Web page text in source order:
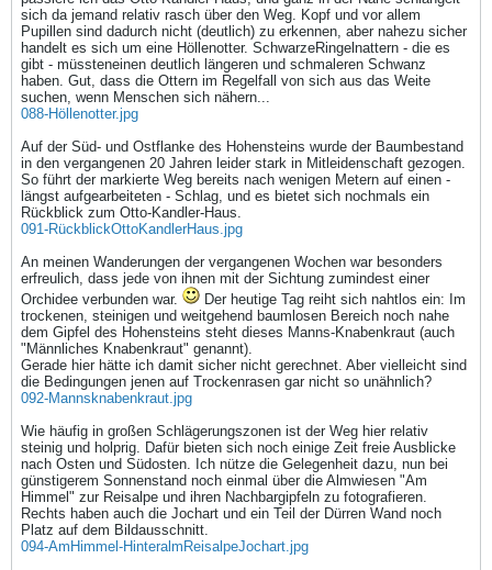
sich da jemand relativ rasch über den Weg. Kopf und vor allem
Pupillen sind dadurch nicht (deutlich) zu erkennen, aber nahezu sicher
handelt es sich um eine Höllenotter. SchwarzeRingelnattern - die es
gibt - müssteneinen deutlich längeren und schmaleren Schwanz
haben. Gut, dass die Ottern im Regelfall von sich aus das Weite
suchen, wenn Menschen sich nähern...
088-Höllenotter.jpg
Auf der Süd- und Ostflanke des Hohensteins wurde der Baumbestand
in den vergangenen 20 Jahren leider stark in Mitleidenschaft gezogen.
So führt der markierte Weg bereits nach wenigen Metern auf einen -
längst aufgearbeiteten - Schlag, und es bietet sich nochmals ein
Rückblick zum Otto-Kandler-Haus.
091-RückblickOttoKandlerHaus.jpg
An meinen Wanderungen der vergangenen Wochen war besonders
erfreulich, dass jede von ihnen mit der Sichtung zumindest einer
Orchidee verbunden war.
Der heutige Tag reiht sich nahtlos ein: Im
trockenen, steinigen und weitgehend baumlosen Bereich noch nahe
dem Gipfel des Hohensteins steht dieses Manns-Knabenkraut (auch
"Männliches Knabenkraut" genannt).
Gerade hier hätte ich damit sicher nicht gerechnet. Aber vielleicht sind
die Bedingungen jenen auf Trockenrasen gar nicht so unähnlich?
092-Mannsknabenkraut.jpg
Wie häufig in großen Schlägerungszonen ist der Weg hier relativ
steinig und holprig. Dafür bieten sich noch einige Zeit freie Ausblicke
nach Osten und Südosten. Ich nütze die Gelegenheit dazu, nun bei
günstigerem Sonnenstand noch einmal über die Almwiesen "Am
Himmel" zur Reisalpe und ihren Nachbargipfeln zu fotografieren.
Rechts haben auch die Jochart und ein Teil der Dürren Wand noch
Platz auf dem Bildausschnitt.
094-AmHimmel-HinteralmReisalpeJochart.jpg